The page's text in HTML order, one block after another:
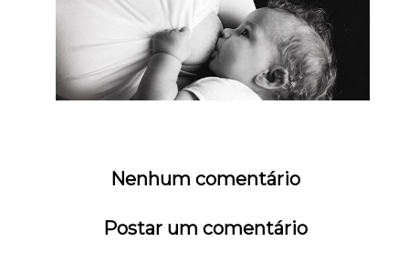
Nenhum comentário
Postar um comentário